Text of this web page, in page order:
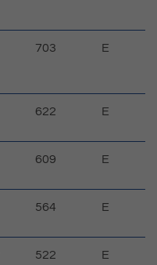
703 E
622 E
609 E
564 E
522 E